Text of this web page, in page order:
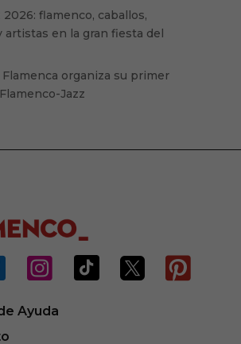
2026: flamenco, caballos,
artistas en la gran fiesta del
Flamenca organiza su primer
Jazz
   
Ayuda